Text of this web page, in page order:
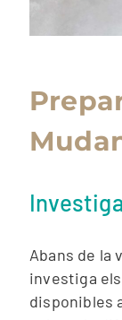
Abans de la
investiga
disponibles